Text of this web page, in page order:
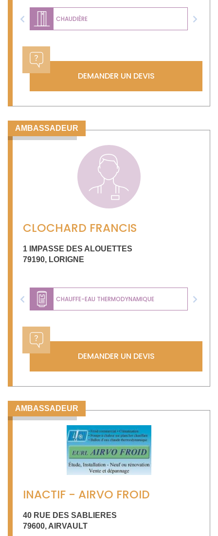
CHAUDIÈRE
Previous Next
DEMANDER UN DEVIS
AMBASSADEUR
CLOCHARD FRANCIS
1 IMPASSE DES ALOUETTES
79190, LORIGNE
CHAUFFE-EAU THERMODYNAMIQUE
Previous Next
DEMANDER UN DEVIS
AMBASSADEUR
INACTIF - AIRVO FROID
40 RUE DES SABLIERES
79600, AIRVAULT